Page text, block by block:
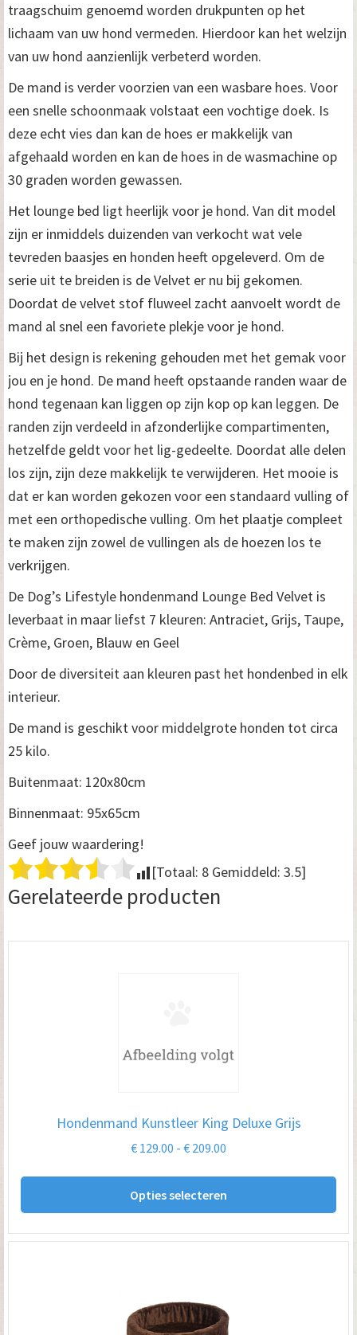
traagschuim genoemd worden drukpunten op het
lichaam van uw hond vermeden. Hierdoor kan het welzijn
van uw hond aanzienlijk verbeterd worden.
De mand is verder voorzien van een wasbare hoes. Voor
een snelle schoonmaak volstaat een vochtige doek. Is
deze echt vies dan kan de hoes er makkelijk van
afgehaald worden en kan de hoes in de wasmachine op
30 graden worden gewassen.
Het lounge bed ligt heerlijk voor je hond. Van dit model
zijn er inmiddels duizenden van verkocht wat vele
tevreden baasjes en honden heeft opgeleverd. Om de
serie uit te breiden is de Velvet er nu bij gekomen.
Doordat de velvet stof fluweel zacht aanvoelt wordt de
mand al snel een favoriete plekje voor je hond.
Bij het design is rekening gehouden met het gemak voor
jou en je hond. De mand heeft opstaande randen waar de
hond tegenaan kan liggen op zijn kop op kan leggen. De
randen zijn verdeeld in afzonderlijke compartimenten,
hetzelfde geldt voor het lig-gedeelte. Doordat alle delen
los zijn, zijn deze makkelijk te verwijderen. Het mooie is
dat er kan worden gekozen voor een standaard vulling of
met een orthopedische vulling. Om het plaatje compleet
te maken zijn zowel de vullingen als de hoezen los te
verkrijgen.
De Dog’s Lifestyle hondenmand Lounge Bed Velvet is
leverbaat in maar liefst 7 kleuren: Antraciet, Grijs, Taupe,
Crème, Groen, Blauw en Geel
Door de diversiteit aan kleuren past het hondenbed in elk
interieur.
De mand is geschikt voor middelgrote honden tot circa
25 kilo.
Buitenmaat: 120x80cm
Binnenmaat: 95x65cm
Geef jouw waardering!
[Totaal: 8 Gemiddeld: 3.5]
Gerelateerde producten
Hondenmand Kunstleer King Deluxe Grijs
€ 129.00 - € 209.00
€ 209.00
Opties selecteren
Dit